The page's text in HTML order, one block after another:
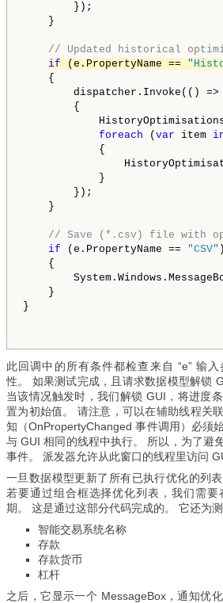
});
}
// Updated historical
if (e.PropertyName ==
{
dispatcher.Invoke(() =>
{
foreach ( var item
{
}
});
}
// Save (*.csv) file with
if (e.PropertyName == "CSV" )
{
}
}
此回调中的所有条件都检查来自 “e” 输
性。 如果测试完成，且请求数据模型解锁
当该情况触发时，我们解锁 GUI，将进度
置为初始值。 请注意，可以在辅助线程关
知（OnPropertyChanged 事件调用）必须
与 GUI 相同的线程中执行。 所以，为了避
事件。 派发器允许从此窗口的线程里访问
一旦数据模型更新了所有已执行优化的列
若要通过组合框选择优化列表，我们需要
期。 这是通过这部分代码完成的。 它还为
智能交易系统名称
存款
存款货币
杠杆
之后，它显示一个 MessageBox，通知优